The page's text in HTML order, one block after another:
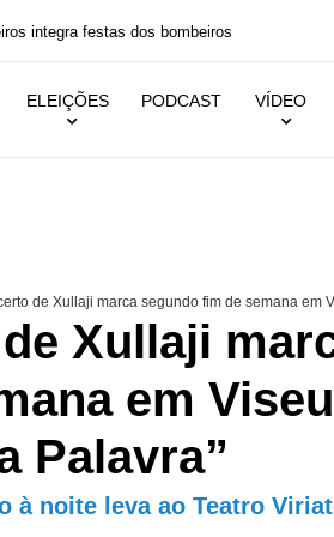
integra festas dos bombeiros
ELEIÇÕES PODCAST VÍDEO
de Xullaji marca segundo fim de semana em
Xullaji
em
Palavra”
à noite leva ao Teatro